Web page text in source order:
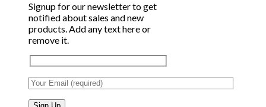
Signup for our newsletter to get
notified about sales and new
products. Add any text here or
remove it.